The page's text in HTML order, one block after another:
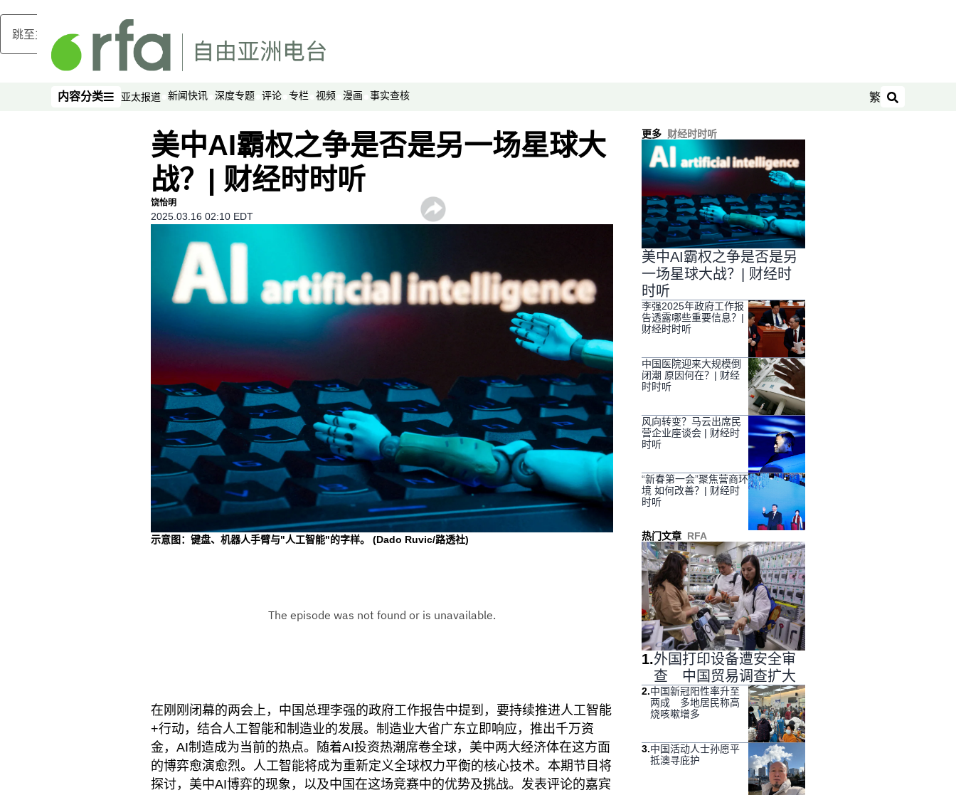
跳至主内容
内容分类
内容分类 亚太报道 新闻快讯 深度专题 评论 专栏 视频 漫画 事实查核 繁
搜索
美中AI霸权之争是否是另一场星球大
战？| 财经时时听
饶怡明
2025.03.16 02:10 EDT
示意图：键盘、机器人手臂与"人工智能"的字样。 (Dado Ruvic/路透社)
在刚刚闭幕的两会上，中国总理李强的政府工作报告中提到，要持续推进人工智能
+行动，结合人工智能和制造业的发展。制造业大省广东立即响应，推出千万资
金，AI制造成为当前的热点。随着AI投资热潮席卷全球，美中两大经济体在这方面
的博弈愈演愈烈。人工智能将成为重新定义全球权力平衡的核心技术。本期节目将
探讨，美中AI博弈的现象，以及中国在这场竞赛中的优势及挑战。发表评论的嘉宾
更多 财经时时听
美中AI霸权之争是否是另
一场星球大战？| 财经时
时听
李强2025年政府工作报
告透露哪些重要信息？|
财经时时听
中国医院迎来大规模倒
闭潮 原因何在？| 财经
时时听
风向转变？马云出席民
营企业座谈会 | 财经时
时听
“新春第一会”聚焦营商环
境 如何改善？| 财经时
时听
热门文章 RFA
1.外国打印设备遭安全审
查 中国贸易调查扩大
2.中国新冠阳性率升至
两成 多地居民称高
烧咳嗽增多
3.中国活动人士孙愿平
抵澳寻庇护